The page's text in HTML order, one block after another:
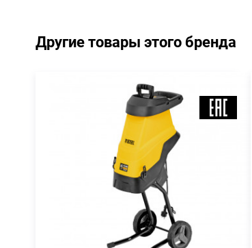
Другие товары этого бренда